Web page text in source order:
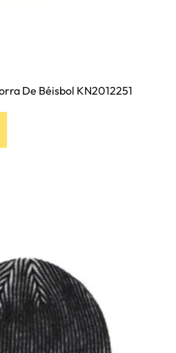
De Béisbol KN2012251
pueden
elegir
en
la
página
de